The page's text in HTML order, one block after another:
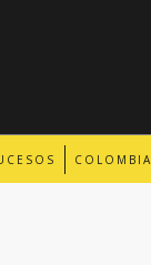
COLOMBIA